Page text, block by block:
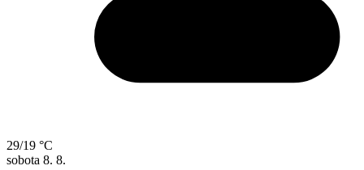
29/19 °C
sobota 8. 8.